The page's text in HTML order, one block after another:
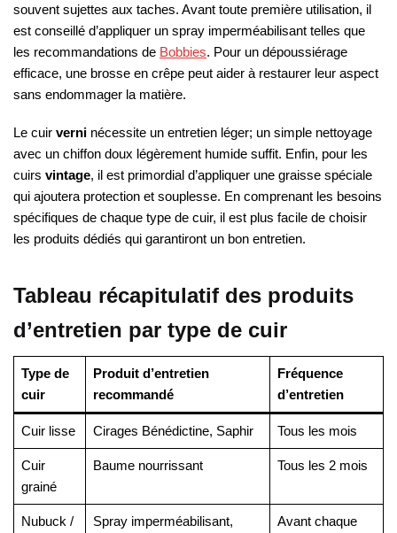
souvent sujettes aux taches. Avant toute première utilisation, il
est conseillé d’appliquer un spray imperméabilisant telles que
les recommandations de Bobbies. Pour un dépoussiérage
efficace, une brosse en crêpe peut aider à restaurer leur aspect
sans endommager la matière.
Le cuir verni nécessite un entretien léger; un simple nettoyage
avec un chiffon doux légèrement humide suffit. Enfin, pour les
cuirs vintage, il est primordial d’appliquer une graisse spéciale
qui ajoutera protection et souplesse. En comprenant les besoins
spécifiques de chaque type de cuir, il est plus facile de choisir
les produits dédiés qui garantiront un bon entretien.
Tableau récapitulatif des produits
d’entretien par type de cuir
Type de
cuir
Produit d’entretien
recommandé
Fréquence
d’entretien
Cuir lisse Cirages Bénédictine, Saphir Tous les mois
Cuir
grainé
Baume nourrissant Tous les 2 mois
Nubuck /
Spray imperméabilisant,
Avant chaque